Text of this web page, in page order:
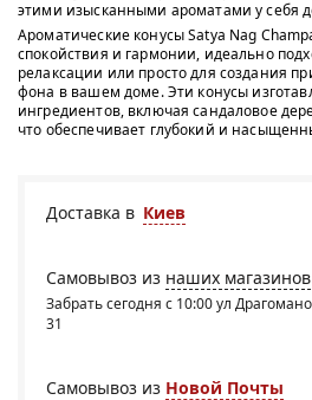
этими изысканными ароматами у себя
Ароматические конусы Satya Nag
спокойствия и гармонии, идеально
релаксации или просто для создания
фона в вашем доме. Эти конусы
ингредиентов, включая сандаловое
что обеспечивает глубокий и
Доставка в Киев
Самовывоз из наших магазинов
Забрать сегодня с 10:00 ул
31
Самовывоз из Новой Почты